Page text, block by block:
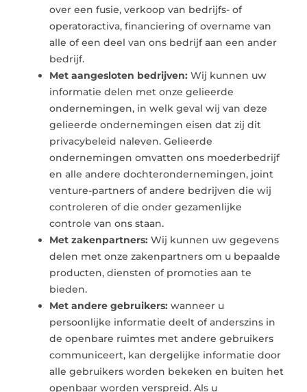
over een fusie, verkoop van bedrijfs- of
operatoractiva, financiering of overname van
alle of een deel van ons bedrijf aan een ander
bedrijf.
Met aangesloten bedrijven: Wij kunnen uw
informatie delen met onze gelieerde
ondernemingen, in welk geval wij van deze
gelieerde ondernemingen eisen dat zij dit
privacybeleid naleven. Gelieerde
ondernemingen omvatten ons moederbedrijf
en alle andere dochterondernemingen, joint
venture-partners of andere bedrijven die wij
controleren of die onder gezamenlijke
controle van ons staan.
Met zakenpartners: Wij kunnen uw gegevens
delen met onze zakenpartners om u bepaalde
producten, diensten of promoties aan te
bieden.
Met andere gebruikers: wanneer u
persoonlijke informatie deelt of anderszins in
de openbare ruimtes met andere gebruikers
communiceert, kan dergelijke informatie door
alle gebruikers worden bekeken en buiten het
openbaar worden verspreid. Als u